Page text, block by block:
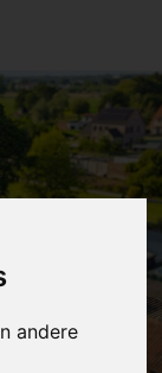
andere